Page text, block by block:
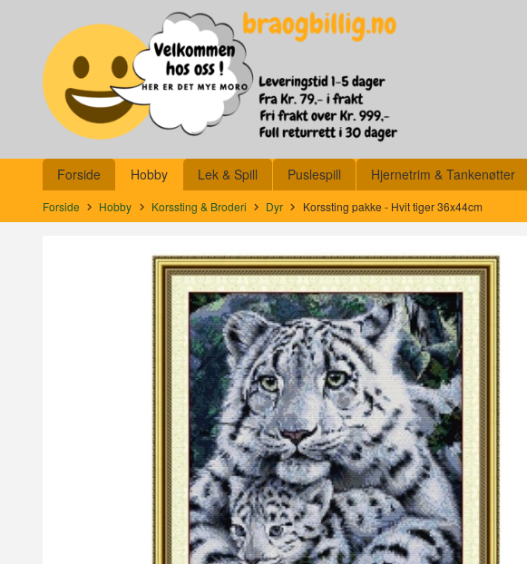
innholdet
Produkter
Forside Hobby Lek & Spill Puslespill Hjernetrim & Tankenøtter
Forside Hobby Korssting & Broderi Dyr Korssting pakke - Hvit tiger 36x44cm